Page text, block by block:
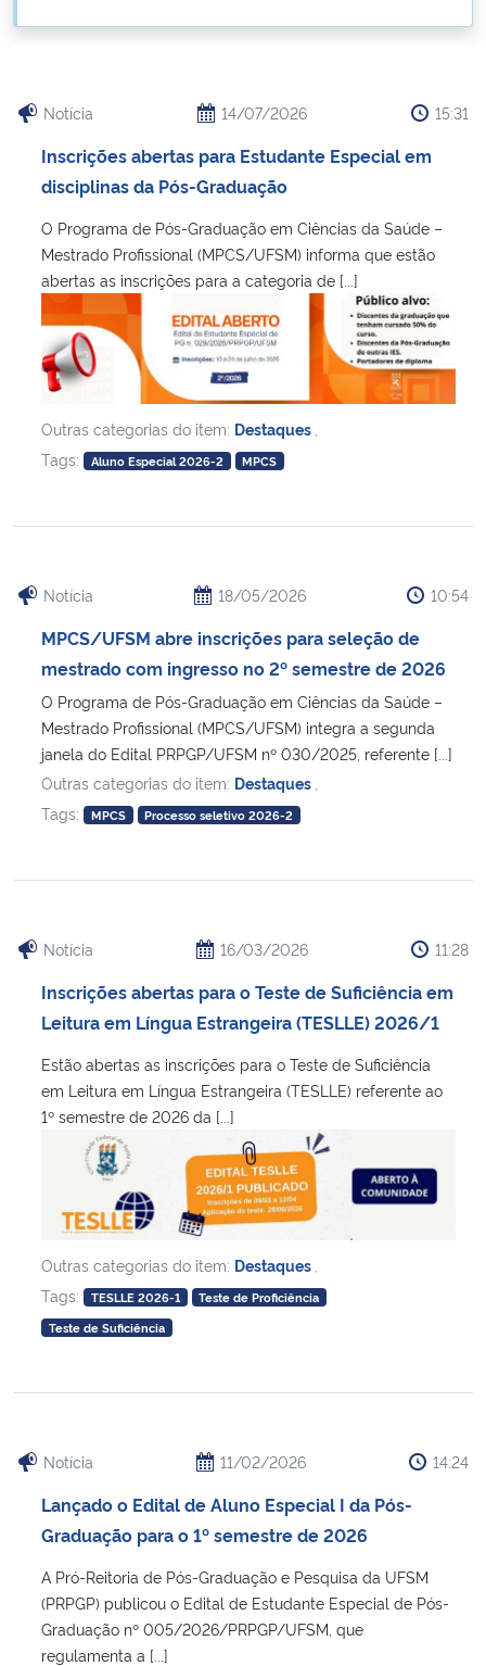
Ministério da Ciência, Tecnologia, Inovações e Comunicações
Ministério do Meio Ambiente
Ministério do Turismo
Ministério do Desenvolvimento Regional
Controladoria-Geral da União
Secretaria de Governo
Gabinete de Segurança Institucional
Advocacia-Geral da União
Banco Central do Brasil
Planalto
Notícia 14/07/2026 15:31
Inscrições abertas para Estudante Especial em
disciplinas da Pós-Graduação
O Programa de Pós-Graduação em Ciências da Saúde –
Mestrado Profissional (MPCS/UFSM) informa que estão
abertas as inscrições para a categoria de [...]
Outras categorias do item: Destaques
Tags:
Aluno Especial 2026-2 MPCS
Notícia 18/05/2026 10:54
MPCS/UFSM abre inscrições para seleção de
mestrado com ingresso no 2º semestre de 2026
O Programa de Pós-Graduação em Ciências da Saúde –
Mestrado Profissional (MPCS/UFSM) integra a segunda
janela do Edital PRPGP/UFSM nº 030/2025, referente [...]
Outras categorias do item: Destaques
Tags:
MPCS Processo seletivo 2026-2
Notícia 16/03/2026 11:28
Inscrições abertas para o Teste de Suficiência em
Leitura em Língua Estrangeira (TESLLE) 2026/1
Estão abertas as inscrições para o Teste de Suficiência
em Leitura em Língua Estrangeira (TESLLE) referente ao
1º semestre de 2026 da [...]
Outras categorias do item: Destaques
Tags:
TESLLE 2026-1
Teste de Proficiência
Teste de Suficiência
Notícia 11/02/2026 14:24
Lançado o Edital de Aluno Especial I da Pós-
Graduação para o 1º semestre de 2026
A Pró-Reitoria de Pós-Graduação e Pesquisa da UFSM
(PRPGP) publicou o Edital de Estudante Especial de Pós-
Graduação nº 005/2026/PRPGP/UFSM, que
regulamenta a [...]